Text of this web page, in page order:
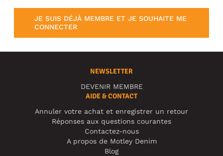
JE SUIS DÉJÀ MEMBRE ET JE SOUHAITE ME
CONNECTER
NEWSLETTER
DEVENIR MEMBRE
AIDE & CONTACT
Annuler votre achat et enregistrer un retour
Réponses aux questions courantes
Contactez-nous
A propos de Motley Denim
Blog